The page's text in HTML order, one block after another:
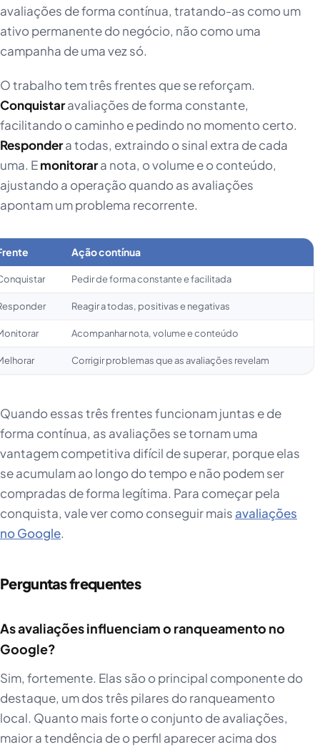
avaliações de forma contínua, tratando-as como um
ativo permanente do negócio, não como uma
campanha de uma vez só.
O trabalho tem três frentes que se reforçam.
Conquistaravaliações de forma constante,
facilitando o caminho e pedindo no momento certo.
Respondera todas, extraindo o sinal extra de cada
uma. Emonitorara nota, o volume e o conteúdo,
ajustando a operação quando as avaliações
apontam um problema recorrente.
Ação contínua
Pedir de forma constante e facilitada
Reagir a todas, positivas e negativas
Acompanhar nota, volume e conteúdo
Corrigir problemas que as avaliações revelam
Quando essas três frentes funcionam juntas e de
forma contínua, as avaliações se tornam uma
vantagem competitiva difícil de superar, porque elas
se acumulam ao longo do tempo e não podem ser
compradas de forma legítima. Para começar pela
conquista, vale ver como conseguir mais avaliações
no Google.
Perguntas frequentes
As avaliações influenciam o ranqueamento no
Google?
Sim, fortemente. Elas são o principal componente do
destaque, um dos três pilares do ranqueamento
local. Quanto mais forte o conjunto de avaliações,
maior a tendência de o perfil aparecer acima dos